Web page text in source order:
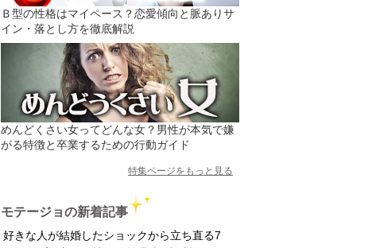
Ｂ型の性格はマイペース？恋愛傾向と脈ありサ
イン・落とし方を徹底解説
めんどくさい女ってどんな女？男性が本気で嫌
がる特徴と卒業するための行動ガイド
特集ページをもっと見る
モテージョの新着記事
好きな人が結婚したショックから立ち直る7